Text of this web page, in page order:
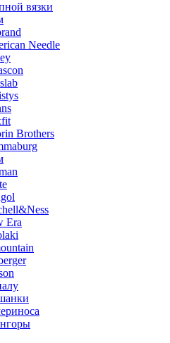
вязки
Needle
Brothers
Era